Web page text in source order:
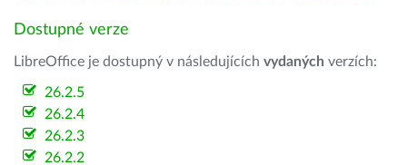
Dostupné verze
LibreOffice je dostupný v následujících vydaných verzích:
26.2.5
26.2.4
26.2.3
26.2.2